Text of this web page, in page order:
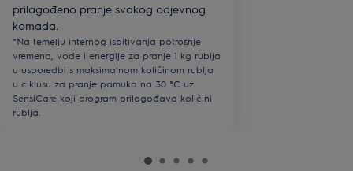
prilagođeno pranje svakog odjevnog
komada.
*Na temelju internog ispitivanja potrošnje
vremena, vode i energije za pranje 1 kg rublja
u usporedbi s maksimalnom količinom rublja
u ciklusu za pranje pamuka na 30 °C uz
SensiCare koji program prilagođava količini
rublja.